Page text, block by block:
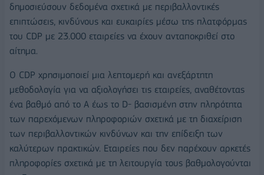
δημοσιεύσουν δεδομένα σχετικά με περιβαλλοντικές
επιπτώσεις, κινδύνους και ευκαιρίες μέσω της πλατφόρμας
του CDP με 23.000 εταιρείες να έχουν ανταποκριθεί στο
αίτημα.
Ο CDP χρησιμοποιεί μια λεπτομερή και ανεξάρτητη
μεθοδολογία για να αξιολογήσει τις εταιρείες, αναθέτοντας
ένα βαθμό από το Α έως το D- βασισμένη στην πληρότητα
των παρεχόμενων πληροφοριών σχετικά με τη διαχείριση
των περιβαλλοντικών κινδύνων και την επίδειξη των
καλύτερων πρακτικών. Εταιρείες που δεν παρέχουν αρκετές
πληροφορίες σχετικά με τη λειτουργία τους βαθμολογούνται